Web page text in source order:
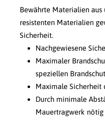
Bewährte Materialien
resistenten Materialien
Sicherheit.
Nachgewiesene
Maximaler
speziellen
Maximale Sicherheit
Durch minimale
Mauertragwerk nötig